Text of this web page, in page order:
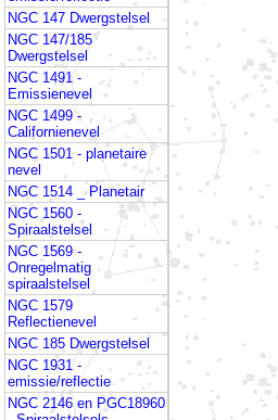
NGC 147 Dwergstelsel
NGC 147/185
Dwergstelsel
NGC 1491 -
Emissienevel
NGC 1499 -
Californienevel
NGC 1501 - planetaire
nevel
NGC 1514 _ Planetair
NGC 1560 -
Spiraalstelsel
NGC 1569 -
Onregelmatig
spiraalstelsel
NGC 1579
Reflectienevel
NGC 185 Dwergstelsel
NGC 1931 -
emissie/reflectie
NGC 2146 en PGC18960